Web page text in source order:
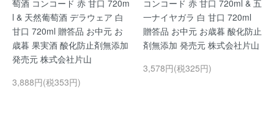
萄酒 コンコード 赤 甘口 720m
l & 天然葡萄酒 デラウェア 白
甘口 720ml 贈答品 お中元 お
歳暮 果実酒 酸化防止剤無添加
発売元 株式会社片山
3,888円(税353円)
コンコード 赤 甘口 720ml & 五
一ナイヤガラ 白 甘口 720ml
贈答品 お中元 お歳暮 酸化防止
剤無添加 発売元 株式会社片山
3,578円(税325円)